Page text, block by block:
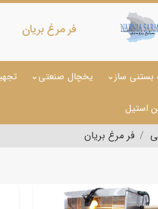
فر مرغ بریان
بستنی ساز یخچال صنعتی
استیل
فر مرغ بریان